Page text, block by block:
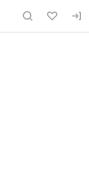
fruitinfo.ru